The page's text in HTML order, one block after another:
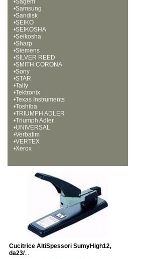
•Sagem
•Samsung
•Sandisk
•SEIKO
•SEIKOSHA
•Seikosha
•Sharp
•Siemens
•SILVER REED
•SMITH CORONA
•Sony
•STAR
•Tally
•Tektronix
•Texas Instruments
•Toshiba
•TRIUMPH ADLER
•Triumph Adler
•UNIVERSAL
•Verbatim
•VERTEX
•Xerox
Cucitrice AltiSpessori SumyHigh12,
da23/...